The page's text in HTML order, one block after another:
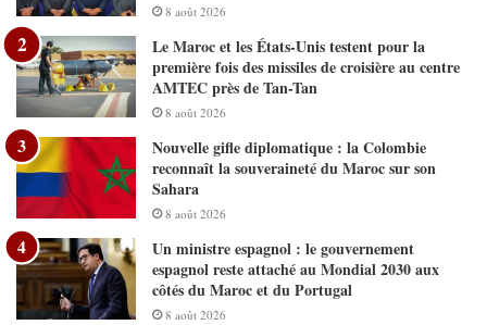
8 août 2026
Le Maroc et les États-Unis testent pour la
première fois des missiles de croisière au centre
AMTEC près de Tan-Tan
8 août 2026
Nouvelle gifle diplomatique : la Colombie
reconnaît la souveraineté du Maroc sur son
Sahara
8 août 2026
Un ministre espagnol : le gouvernement
espagnol reste attaché au Mondial 2030 aux
côtés du Maroc et du Portugal
8 août 2026